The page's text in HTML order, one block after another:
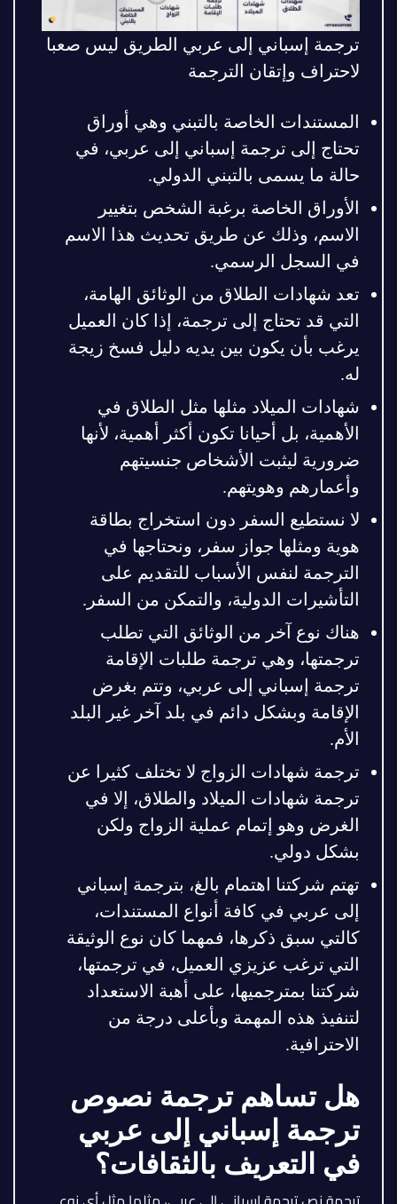
ترجمة إسباني إلى عربي الطريق ليس صعبا
لاحتراف وإتقان الترجمة
المستندات الخاصة بالتبني وهي أوراق
تحتاج إلى ترجمة إسباني إلى عربي، في
حالة ما يسمى بالتبني الدولي.
الأوراق الخاصة برغبة الشخص بتغيير
الاسم، وذلك عن طريق تحديث هذا الاسم
في السجل الرسمي.
تعد شهادات الطلاق من الوثائق الهامة،
التي قد تحتاج إلى ترجمة، إذا كان العميل
يرغب بأن يكون بين يديه دليل فسخ زيجة
له.
شهادات الميلاد مثلها مثل الطلاق في
الأهمية، بل أحيانا تكون أكثر أهمية، لأنها
ضرورية ليثبت الأشخاص جنسيتهم
وأعمارهم وهويتهم.
لا نستطيع السفر دون استخراج بطاقة
هوية ومثلها جواز سفر، ونحتاجها في
الترجمة لنفس الأسباب للتقديم على
التأشيرات الدولية، والتمكن من السفر.
هناك نوع آخر من الوثائق التي تطلب
ترجمتها، وهي ترجمة طلبات الإقامة
ترجمة إسباني إلى عربي، وتتم بغرض
الإقامة وبشكل دائم في بلد آخر غير البلد
الأم.
ترجمة شهادات الزواج لا تختلف كثيرا عن
ترجمة شهادات الميلاد والطلاق، إلا في
الغرض وهو إتمام عملية الزواج ولكن
بشكل دولي.
تهتم شركتنا اهتمام بالغ، بترجمة إسباني
إلى عربي في كافة أنواع المستندات،
كالتي سبق ذكرها، فمهما كان نوع الوثيقة
التي ترغب عزيزي العميل، في ترجمتها،
شركتنا بمترجميها، على أهبة الاستعداد
لتنفيذ هذه المهمة وبأعلى درجة من
الاحترافية.
هل تساهم ترجمة نصوص
ترجمة إسباني إلى عربي
في التعريف بالثقافات؟